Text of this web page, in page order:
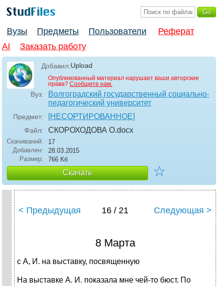
Вузы Предметы Пользователи
Реферат
AI
Заказать работу
Добавил:Upload
Опубликованный материал нарушает ваши авторские
права? Сообщите нам.
Вуз:
Волгоградский государственный социально-
педагогический университет
Предмет: [НЕСОРТИРОВАННОЕ]
Файл: СКОРОХОДОВА О.docx
Скачиваний:
17
Добавлен:
28.03.2015
Размер:
766 Кб
Скачать ☆
< Предыдущая 16 / 21 Следующая >
8 Марта
с А, И. на выставку, посвященную
На выставке А. И. показала мне чей-то бюст. По